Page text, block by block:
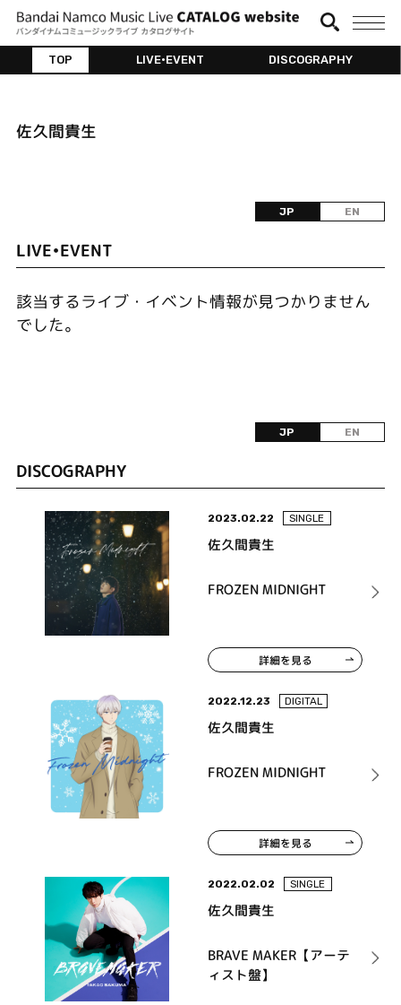
TOP LIVE•EVENT DISCOGRAPHY
佐久間貴生
JP EN
LIVE•EVENT
該当するライブ・イベント情報が見つかりません
でした。
JP EN
DISCOGRAPHY
2023.02.22 SINGLE
佐久間貴生
FROZEN MIDNIGHT
詳細を見る
2022.12.23 DIGITAL
佐久間貴生
FROZEN MIDNIGHT
詳細を見る
2022.02.02 SINGLE
佐久間貴生
BRAVE MAKER【アーテ
ィスト盤】